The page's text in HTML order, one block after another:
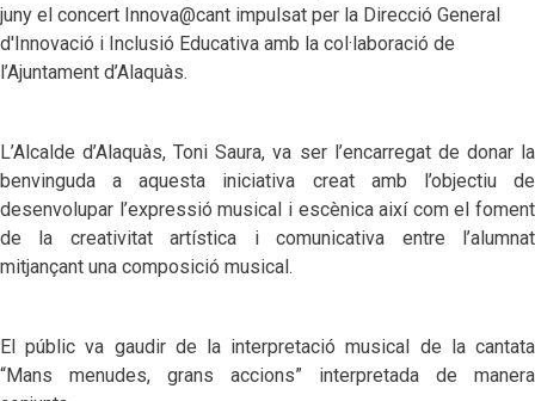
juny el concert Innova@cant impulsat per la Direcció General
d'Innovació i Inclusió Educativa amb la col·laboració de
l’Ajuntament d’Alaquàs.
L’Alcalde d’Alaquàs, Toni Saura, va ser l’encarregat de donar la
benvinguda a aquesta iniciativa creat amb l’objectiu de
desenvolupar l’expressió musical i escènica així com el foment
de la creativitat artística i comunicativa entre l’alumnat
mitjançant una composició musical.
El públic va gaudir de la interpretació musical de la cantata
“Mans menudes, grans accions” interpretada de manera